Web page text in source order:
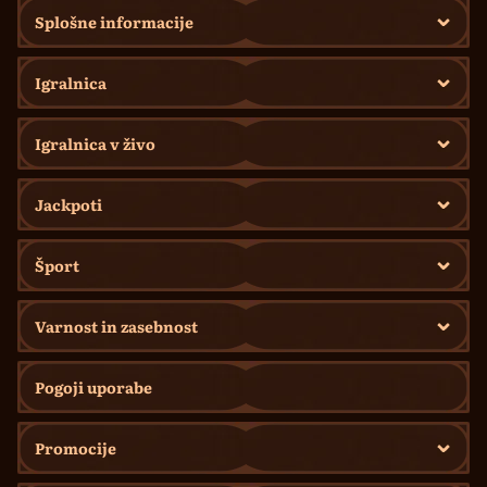
Splošne informacije
Igralnica
Igralnica v živo
Jackpoti
Šport
Varnost in zasebnost
Pogoji uporabe
Promocije